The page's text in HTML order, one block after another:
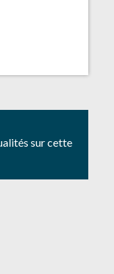
sur cette